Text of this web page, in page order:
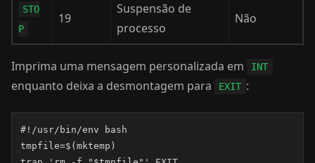
STO
P
19
Suspensão de
processo
Não
Imprima uma mensagem personalizada em INT
enquanto deixa a desmontagem para EXIT :
#!/usr/bin/env bash
tmpfile=$(mktemp)